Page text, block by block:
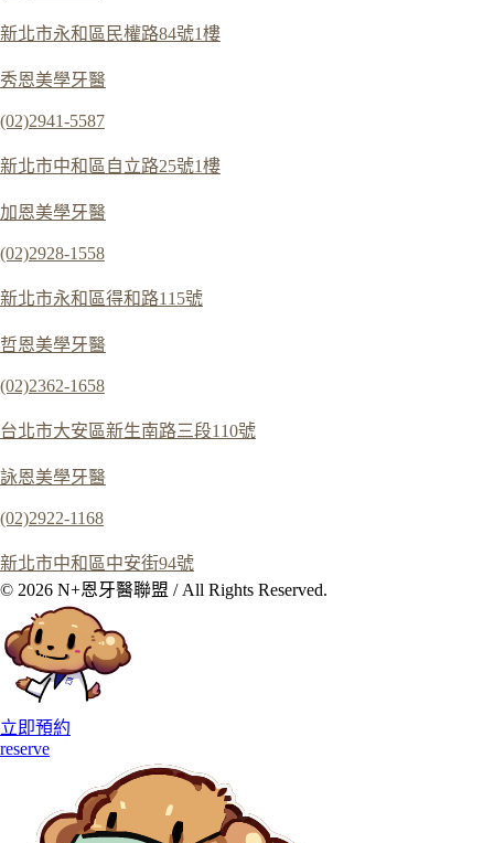
新北市永和區民權路84號1樓
秀恩美學牙醫
(02)2941-5587
新北市中和區自立路25號1樓
加恩美學牙醫
(02)2928-1558
新北市永和區得和路115號
哲恩美學牙醫
(02)2362-1658
台北市大安區新生南路三段110號
詠恩美學牙醫
(02)2922-1168
新北市中和區中安街94號
© 2026 N+恩牙醫聯盟 / All Rights Reserved.
立即預約
reserve